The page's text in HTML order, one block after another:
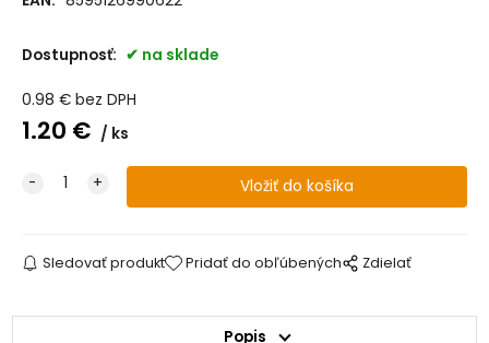
Dostupnosť: na sklade
0.98 € bez DPH
1.20 € ks
Sledovať produkt Pridať do obľúbených Zdielať
Popis